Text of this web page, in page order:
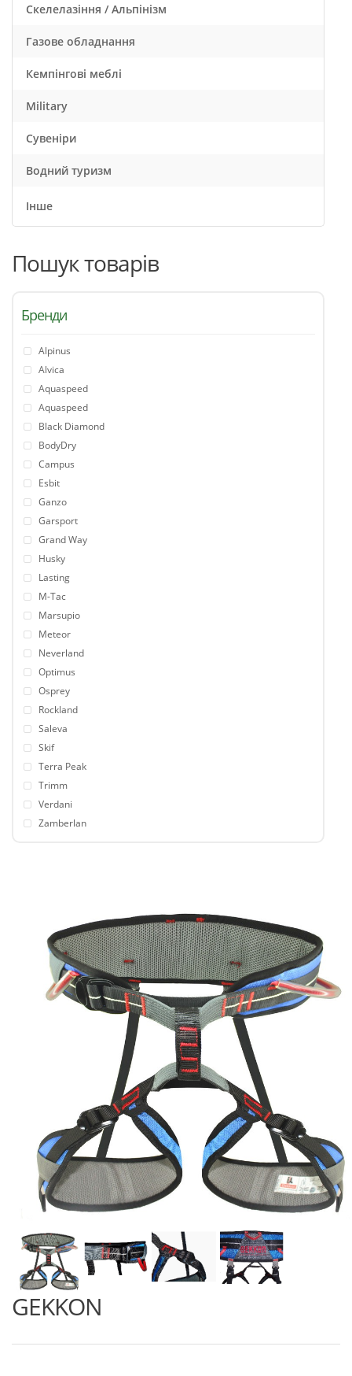
Скелелазіння / Альпінізм
Газове обладнання
Кемпінгові меблі
Military
Сувеніри
Водний туризм
Інше
Пошук товарів
Бренди
Alpinus
Alvica
Aquaspeed
Aquaspeed
Black Diamond
BodyDry
Campus
Esbit
Ganzo
Garsport
Grand Way
Husky
Lasting
M-Tac
Marsupio
Meteor
Neverland
Optimus
Osprey
Rockland
Saleva
Skif
Terra Peak
Trimm
Verdani
Zamberlan
GEKKON